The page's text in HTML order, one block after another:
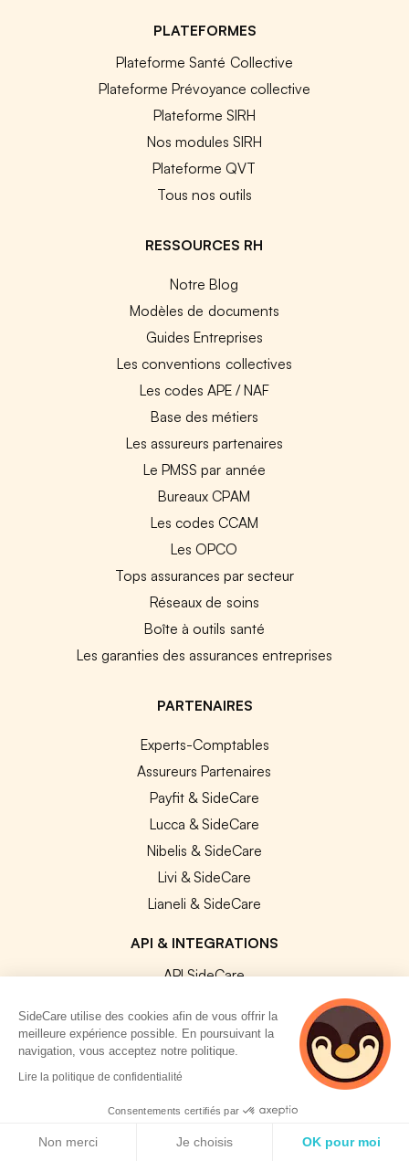
PLATEFORMES
Plateforme Santé Collective
Plateforme Prévoyance collective
Plateforme SIRH
Nos modules SIRH
Plateforme QVT
Tous nos outils
RESSOURCES RH
Notre Blog
Modèles de documents
Guides Entreprises
Les conventions collectives
Les codes APE / NAF
Base des métiers
Les assureurs partenaires
Le PMSS par année
Bureaux CPAM
Les codes CCAM
Les OPCO
Tops assurances par secteur
Réseaux de soins
Boîte à outils santé
Les garanties des assurances entreprises
PARTENAIRES
Experts-Comptables
Assureurs Partenaires
Payfit & SideCare
Lucca & SideCare
Nibelis & SideCare
Livi & SideCare
Lianeli & SideCare
API & INTEGRATIONS
API SideCare
Les SIRH / Systèmes de paie connectés
A PROPOS
Centre d'aide
Nous contacter
SideCare utilise des cookies afin de vous offrir la
meilleure expérience possible. En poursuivant la
navigation, vous acceptez notre politique.
Lire la politique de confidentialité
Consentements certifiés par
Non merci Je choisis OK pour moi
2 personnes
consultent
actuellement cette